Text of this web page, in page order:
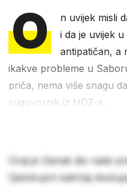
O
n uvijek misli
i da je uvijek
antipatičan, a
ikakve probleme u
priča, nema više snagu
sugovornik iz HDZ-a.
Ovaj je članak dio naše
Cjelokupni sadržaj